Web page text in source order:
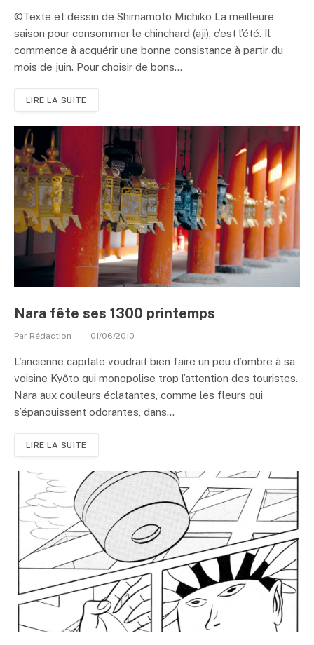
©Texte et dessin de Shimamoto Michiko La meilleure
saison pour consommer le chinchard (aji), c’est l’été. Il
commence à acquérir une bonne consistance à partir du
mois de juin. Pour choisir de bons...
LIRE LA SUITE
Nara fête ses 1300 printemps
Par Rédaction 01/06/2010
L’ancienne capitale voudrait bien faire un peu d’ombre à sa
voisine Kyôto qui monopolise trop l’attention des touristes.
Nara aux couleurs éclatantes, comme les fleurs qui
s’épanouissent odorantes, dans...
LIRE LA SUITE